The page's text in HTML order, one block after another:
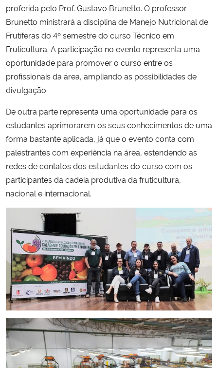
proferida pelo Prof. Gustavo Brunetto. O professor
Brunetto ministrará a disciplina de Manejo Nutricional de
Frutíferas do 4º semestre do curso Técnico em
Fruticultura. A participação no evento representa uma
oportunidade para promover o curso entre os
profissionais da área, ampliando as possibilidades de
divulgação.
De outra parte representa uma oportunidade para os
estudantes aprimorarem os seus conhecimentos de uma
forma bastante aplicada, já que o evento conta com
palestrantes com experiência na área, estendendo as
redes de contatos dos estudantes do curso com os
participantes da cadeia produtiva da fruticultura,
nacional e internacional.